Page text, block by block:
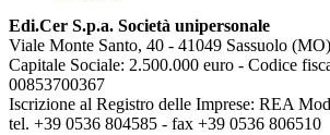
Edi.Cer S.p.a. Società unipersonale
Viale Monte Santo, 40 - 41049 Sassuolo
Capitale Sociale: 2.500.000 euro - Codice
00853700367
Iscrizione al Registro delle Imprese: REA
tel. +39 0536 804585 - fax +39 0536 806510